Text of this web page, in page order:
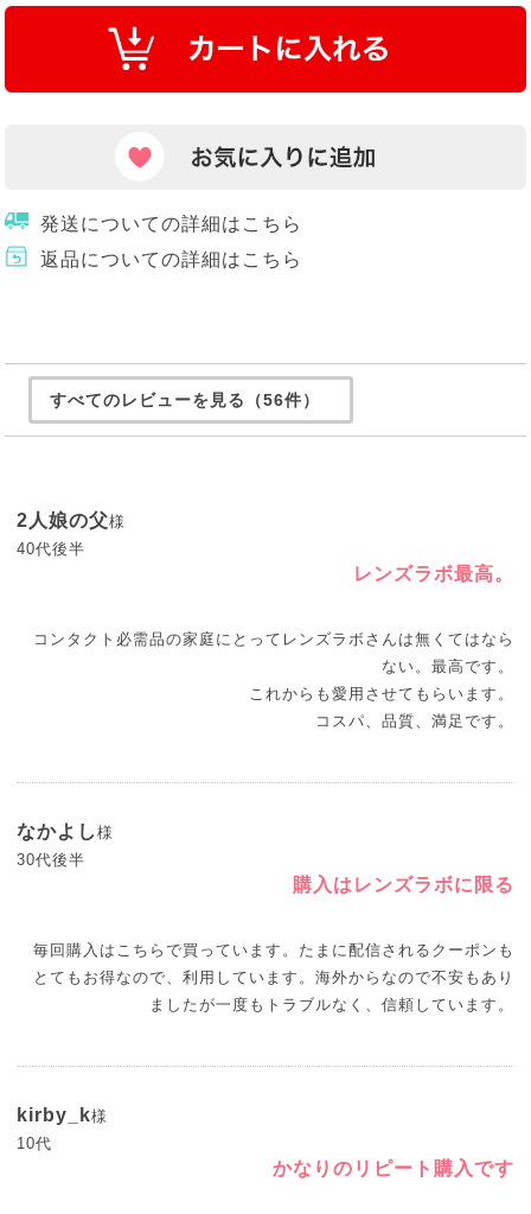
発送についての詳細はこちら
返品についての詳細はこちら
すべてのレビューを見る（56件）
2人娘の父様
40代後半
レンズラボ最高。
コンタクト必需品の家庭にとってレンズラボさんは無くてはなら
ない。最高です。
これからも愛用させてもらいます。
コスパ、品質、満足です。
なかよし様
30代後半
購入はレンズラボに限る
毎回購入はこちらで買っています。たまに配信されるクーポンも
とてもお得なので、利用しています。海外からなので不安もあり
ましたが一度もトラブルなく、信頼しています。
kirby_k様
10代
かなりのリピート購入です